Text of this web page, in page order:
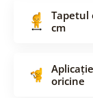
Tapetul
cm
oricine